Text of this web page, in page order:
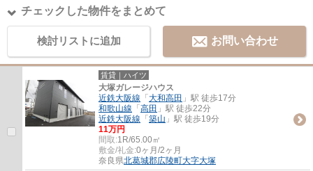
チェックした物件をまとめて
検討リストに追加 お問い合わせ
賃貸｜ハイツ
大塚ガレージハウス
近鉄大阪線 「 大和高田 」駅 徒歩17分
和歌山線 「 高田 」駅 徒歩22分
近鉄大阪線 「 築山 」駅 徒歩19分
11万円
間取:1R/65.00㎡
敷金/礼金:0ヶ月/2ヶ月
奈良県北葛城郡広陵町大字大塚